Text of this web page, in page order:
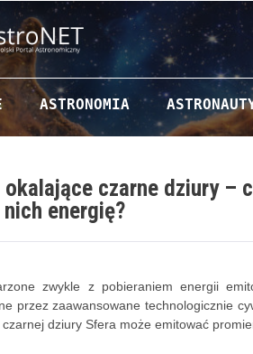
zawartości
ASTRONOMIA
okalające czarne dziury –
energię?
zwykle z pobieraniem energii
przez zaawansowane technologicznie
czarnej dziury Sfera może emitować